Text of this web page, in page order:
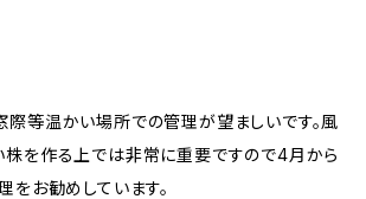
際等温かい場所での管理が望ましいです。風
株を作る上では非常に重要ですので4月から
お勧めしています。